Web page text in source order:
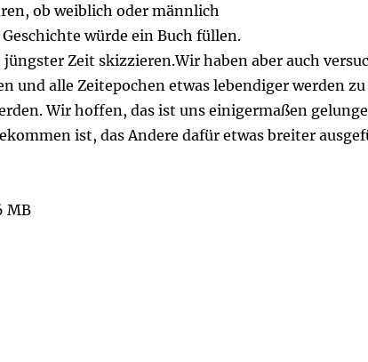
ob weiblich oder männlich
würde ein Buch füllen.
Zeit skizzieren.Wir haben aber auch
und alle Zeitepochen etwas lebendiger werden
Wir hoffen, das ist uns einigermaßen
ist, das Andere dafür etwas breiter
MB